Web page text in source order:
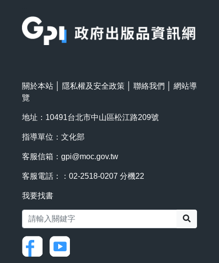
關於本站 隱私權及安全政策 聯絡我們
網站導
覽
地址：10491台北市中山區松江路209號
指導單位：文化部
客服信箱： gpi@moc.gov.tw
客服電話：：02-2518-0207 分機22
我要找書